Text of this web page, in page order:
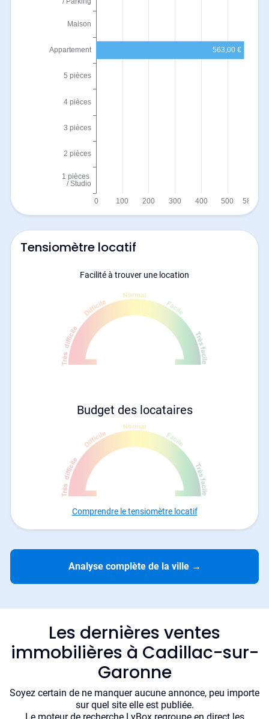
Tensiomètre locatif
Facilité à trouver une location
Budget des locataires
Comprendre le tensiomètre locatif
Analyse complète de la ville →
Les dernières ventes
immobilières à Cadillac-sur-
Garonne
Soyez certain de ne manquer aucune annonce, peu importe
sur quel site elle est publiée.